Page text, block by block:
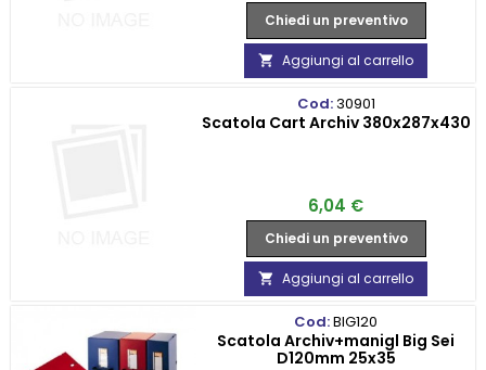
Chiedi un preventivo
 Aggiungi al carrello
Cod:30901
Scatola Cart Archiv 380x287x430
Prezzo
6,04 €
Chiedi un preventivo
 Aggiungi al carrello
Cod:BIG120
Scatola Archiv+manigl Big Sei
D120mm 25x35